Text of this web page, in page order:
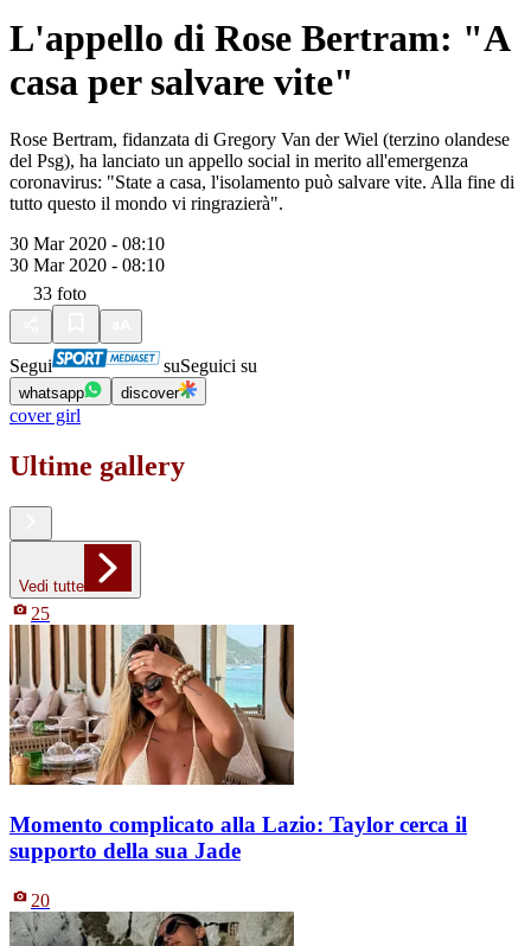
L'appello di Rose Bertram: "A
casa per salvare vite"
Rose Bertram, fidanzata di Gregory Van der Wiel (terzino olandese
del Psg), ha lanciato un appello social in merito all'emergenza
coronavirus: "State a casa, l'isolamento può salvare vite. Alla fine di
tutto questo il mondo vi ringrazierà".
30 Mar 2020 - 08:10
30 Mar 2020 - 08:10
33 foto
Segui suSeguici su
whatsapp discover
cover girl
Ultime gallery
Vedi tutte
25
Momento complicato alla Lazio: Taylor cerca il
supporto della sua Jade
20